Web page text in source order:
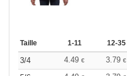
Taille 1-11 12-35
3/4 4.49 € 3.79 €